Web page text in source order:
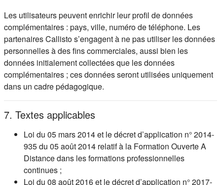
Les utilisateurs peuvent enrichir leur profil de données
complémentaires : pays, ville, numéro de téléphone. Les
partenaires Callisto s’engagent à ne pas utiliser les données
personnelles à des fins commerciales, aussi bien les
données initialement collectées que les données
complémentaires ; ces données seront utilisées uniquement
dans un cadre pédagogique.
7. Textes applicables
Loi du 05 mars 2014 et le décret d’application n° 2014-
935 du 05 août 2014 relatif à la Formation Ouverte A
Distance dans les formations professionnelles
continues ;
Loi du 08 août 2016 et le décret d’application n° 2017-